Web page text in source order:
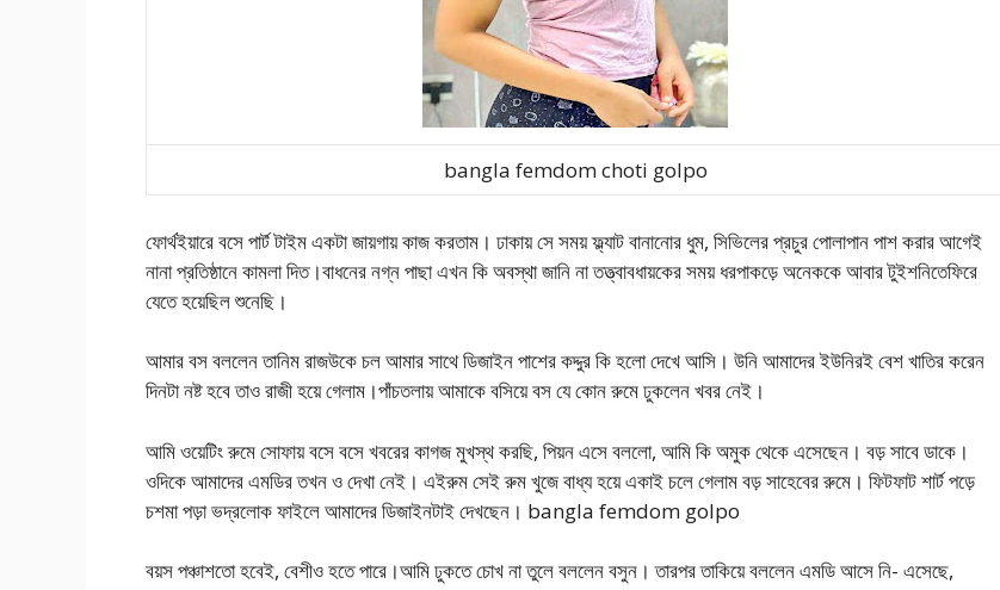
bangla femdom choti golpo
ফোর্থইয়ারে বসে পার্ট টাইম একটা জায়গায় কাজ করতাম। ঢাকায় সে সময় ফ্ল্যাট বানানোর ধুম, সিভিলের প্রচুর পোলাপান পাশ করার আগেই
নানা প্রতিষ্ঠানে কামলা দিত।বাধনের নগ্ন পাছা এখন কি অবস্থা জানি না তত্ত্বাবধায়কের সময় ধরপাকড়ে অনেককে আবার টুইশনিতেফিরে
যেতে হয়েছিল শুনেছি।
আমার বস বললেন তানিম রাজউকে চল আমার সাথে ডিজাইন পাশের কদ্দুর কি হলো দেখে আসি। উনি আমাদের ইউনিরই বেশ খাতির করেন
দিনটা নষ্ট হবে তাও রাজী হয়ে গেলাম।পাঁচতলায় আমাকে বসিয়ে বস যে কোন রুমে ঢুকলেন খবর নেই।
আমি ওয়েটিং রুমে সোফায় বসে বসে খবরের কাগজ মুখস্থ করছি, পিয়ন এসে বললো, আমি কি অমুক থেকে এসেছেন। বড় সাবে ডাকে।
ওদিকে আমাদের এমডির তখন ও দেখা নেই। এইরুম সেই রুম খুজে বাধ্য হয়ে একাই চলে গেলাম বড় সাহেবের রুমে। ফিটফাট শার্ট পড়ে
চশমা পড়া ভদ্রলোক ফাইলে আমাদের ডিজাইনটাই দেখছেন। bangla femdom golpo
বয়স পঞ্চাশতো হবেই, বেশীও হতে পারে।আমি ঢুকতে চোখ না তুলে বললেন বসুন। তারপর তাকিয়ে বললেন এমডি আসে নি- এসেছে,